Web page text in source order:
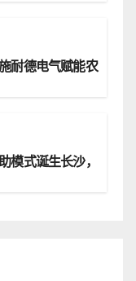
耐德电气赋能农
模式诞生长沙，